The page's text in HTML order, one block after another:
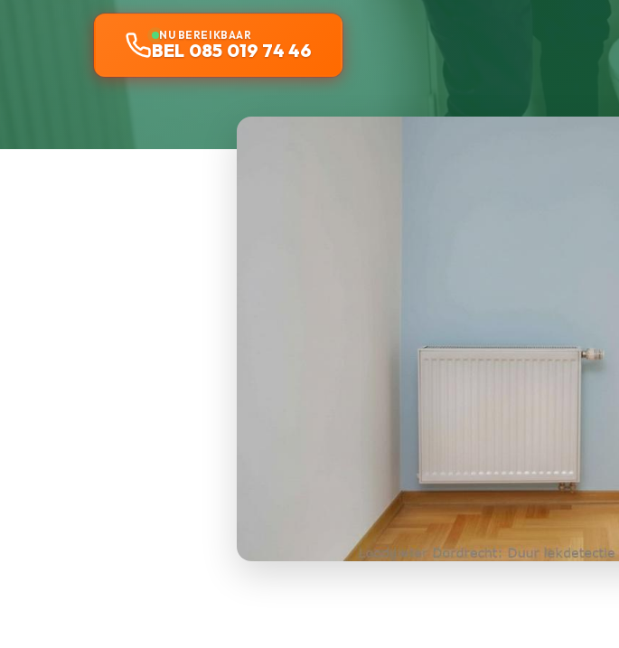
NU BEREIKBAAR
BEL 085 019 74 46